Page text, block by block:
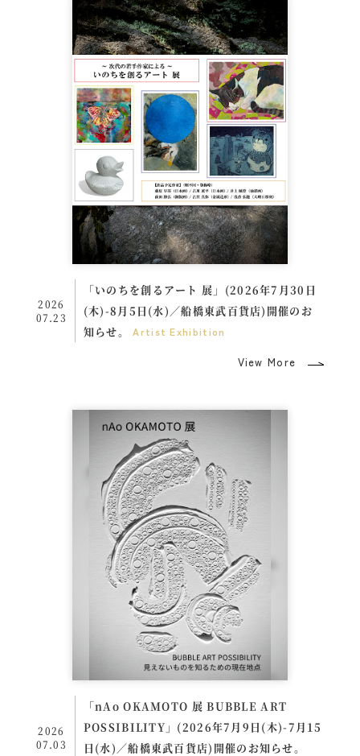
2026
07.23
「いのちを創るアート 展」(2026年7月30日
(木)-8月5日(水)／船橋東武百貨店)開催のお
知らせ。
Artist Exhibition
View More
2026
07.03
「nAo OKAMOTO 展 BUBBLE ART
POSSIBILITY」(2026年7月9日(木)-7月15
日(水)／船橋東武百貨店)開催のお知らせ。